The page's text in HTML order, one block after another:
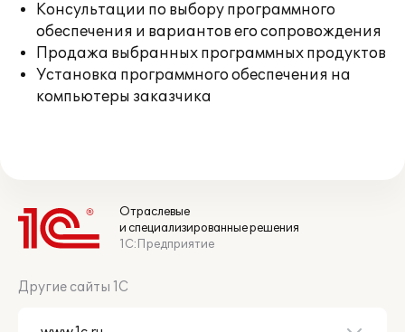
Консультации по выбору программного
обеспечения и вариантов его сопровождения
Продажа выбранных программных продуктов
Установка программного обеспечения на
компьютеры заказчика
Отраслевые
и специализированные решения
1С:Предприятие
Другие сайты 1С